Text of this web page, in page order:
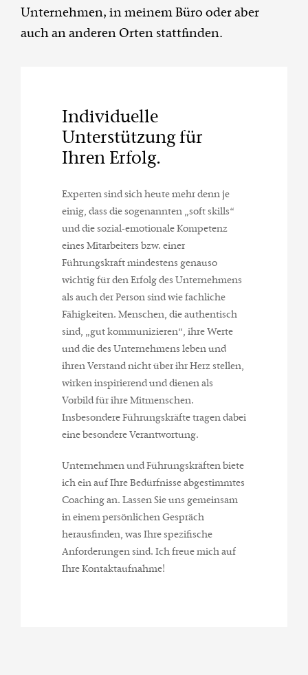
Unternehmen, in meinem Büro oder aber
auch an anderen Orten stattfinden.
Individuelle
Unterstützung für
Ihren Erfolg.
Experten sind sich heute mehr denn je
einig, dass die sogenannten „soft skills“
und die sozial-emotionale Kompetenz
eines Mitarbeiters bzw. einer
Führungskraft mindestens genauso
wichtig für den Erfolg des Unternehmens
als auch der Person sind wie fachliche
Fähigkeiten. Menschen, die authentisch
sind, „gut kommunizieren“, ihre Werte
und die des Unternehmens leben und
ihren Verstand nicht über ihr Herz stellen,
wirken inspirierend und dienen als
Vorbild für ihre Mitmenschen.
Insbesondere Führungskräfte tragen dabei
eine besondere Verantwortung.
Unternehmen und Führungskräften biete
ich ein auf Ihre Bedürfnisse abgestimmtes
Coaching an. Lassen Sie uns gemeinsam
in einem persönlichen Gespräch
herausfinden, was Ihre spezifische
Anforderungen sind. Ich freue mich auf
Ihre Kontaktaufnahme!